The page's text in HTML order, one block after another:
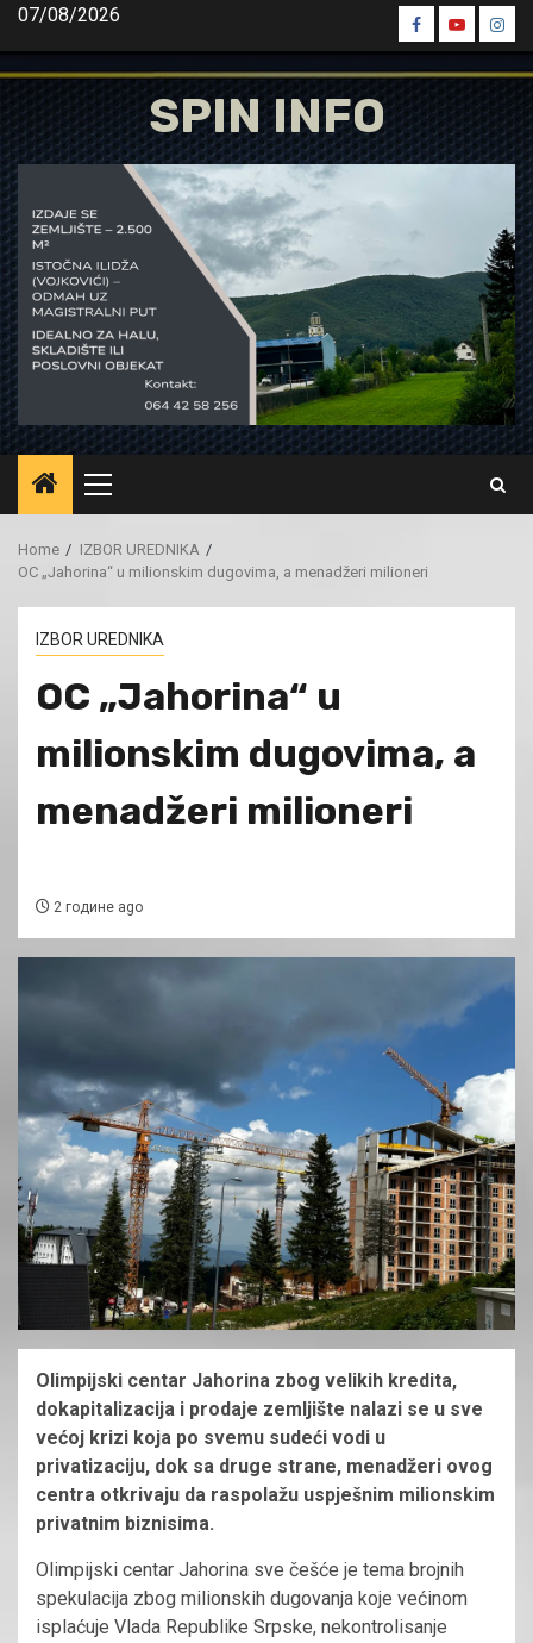
Skip
content
07/08/2026
Spin
Facebook
Spin
Youtube
Spin
SPIN INFO
Primary
Menu
Home
IZBOR UREDNIKA
OC „Jahorina“ u milionskim dugovima, a menadžeri milioneri
IZBOR UREDNIKA
OC „Jahorina“ u
milionskim dugovima, a
menadžeri milioneri
2 године ago
Olimpijski centar Jahorina zbog velikih kredita,
dokapitalizacija i prodaje zemljište nalazi se u sve
većoj krizi koja po svemu sudeći vodi u
privatizaciju, dok sa druge strane, menadžeri ovog
centra otkrivaju da raspolažu uspješnim milionskim
privatnim biznisima.
Olimpijski centar Jahorina sve češće je tema brojnih
spekulacija zbog milionskih dugovanja koje većinom
isplaćuje Vlada Republike Srpske, nekontrolisanje